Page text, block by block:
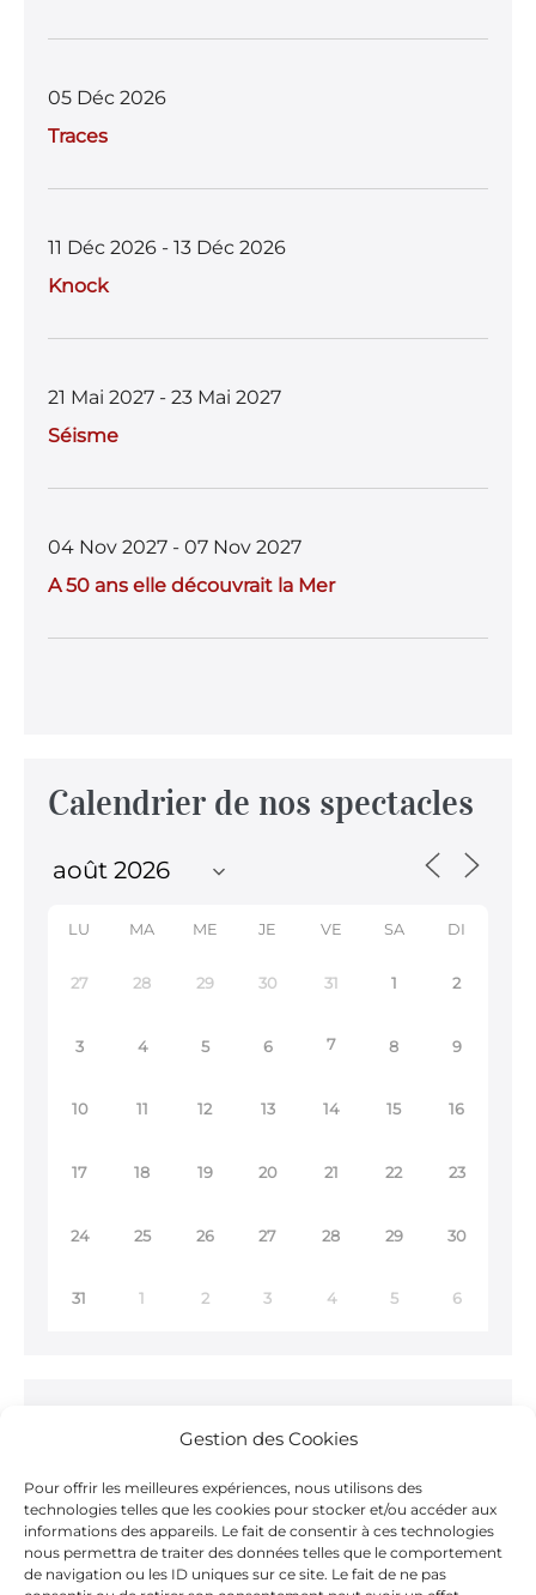
Gestion des Cookies
Pour offrir les meilleures expériences, nous utilisons des
technologies telles que les cookies pour stocker et/ou accéder aux
informations des appareils. Le fait de consentir à ces technologies
nous permettra de traiter des données telles que le comportement
de navigation ou les ID uniques sur ce site. Le fait de ne pas
05 Déc 2026
Traces
11 Déc 2026 - 13 Déc 2026
Knock
21 Mai 2027 - 23 Mai 2027
Séisme
04 Nov 2027 - 07 Nov 2027
A 50 ans elle découvrait la Mer
Calendrier de nos spectacles
LU MA ME JE VE SA DI
27 28 29 30 31 1 2
3 4 5 6 7 8 9
10 11 12 13 14 15 16
17 18 19 20 21 22 23
24 25 26 27 28 29 30
31 1 2 3 4 5 6
Ne ratez rien !
Inscrivez-vous à notreNewsletter >